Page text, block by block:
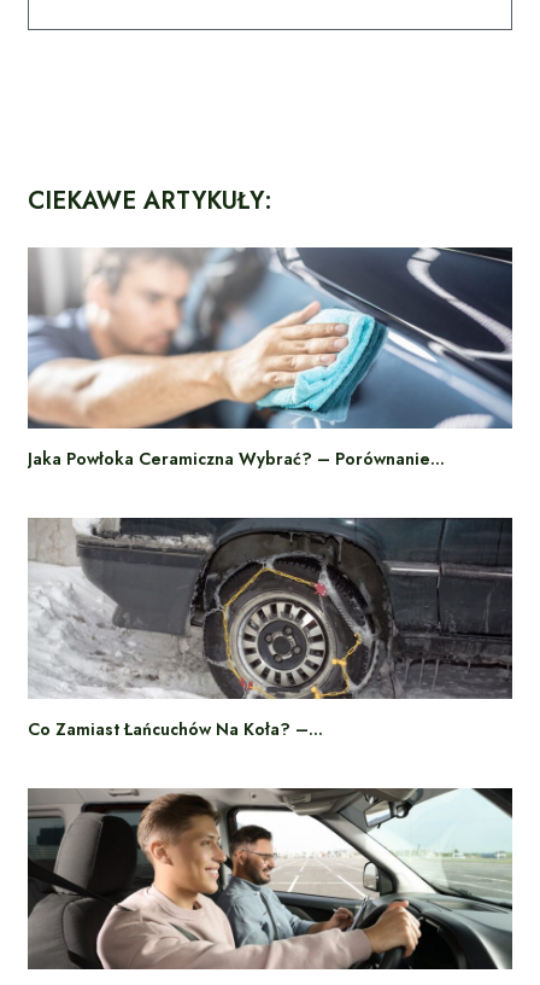
CIEKAWE ARTYKUŁY:
Jaka Powłoka Ceramiczna Wybrać? – Porównanie…
Co Zamiast Łańcuchów Na Koła? –…